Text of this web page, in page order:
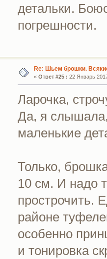
детальки.
погрешности.
Re: Шьем брошки.
« Ответ #25 : 22 Январь
Ларочка,
Да, я слышала,
маленькие
Только,
10 см. И надо
прострочить.
районе
особенно
и тонировка